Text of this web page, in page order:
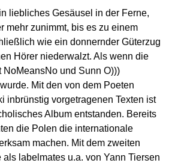
liebliches Gesäusel in der Ferne,
mehr zunimmt, bis es zu einem
wie ein donnernder Güterzug
Hörer niederwalzt. Als wenn die
NoMeansNo und Sunn O)))
Mit den von dem Poeten
inbrünstig vorgetragenen Texten ist
Album entstanden. Bereits
die Polen die internationale
machen. Mit dem zweiten
labelmates u.a. von Yann Tiersen